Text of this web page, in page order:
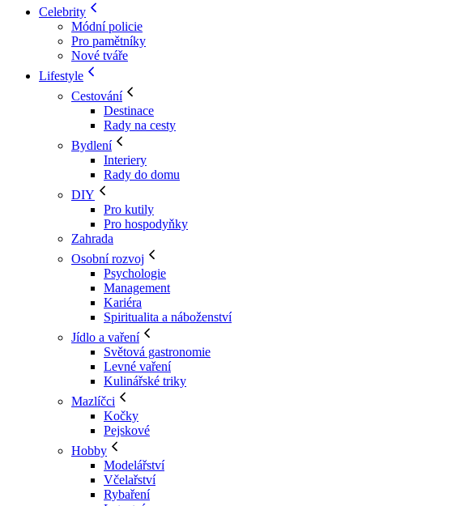
Celebrity
Módní policie
Pro pamětníky
Nové tváře
Lifestyle
Cestování
Destinace
Rady na cesty
Bydlení
Interiery
Rady do domu
DIY
Pro kutily
Pro hospodyňky
Zahrada
Osobní rozvoj
Psychologie
Management
Kariéra
Spiritualita a náboženství
Jídlo a vaření
Světová gastronomie
Levné vaření
Kulinářské triky
Mazlíčci
Kočky
Pejskové
Hobby
Modelářství
Včelařství
Rybaření